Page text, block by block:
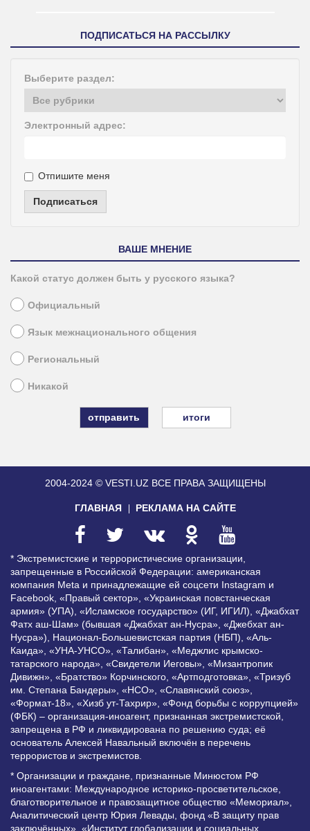
ПОДПИСАТЬСЯ НА РАССЫЛКУ
Выберите раздел:
Электронный адрес:
Отпишите меня
Подписаться
ВАШЕ МНЕНИЕ
Какой статус должен быть у русского языка?
Официальный
Язык межнационального общения
Региональный
Никакой
итоги
2004-2024 © VESTI.UZ ВСЕ ПРАВА ЗАЩИЩЕНЫ
ГЛАВНАЯ РЕКЛАМА НА САЙТЕ
* Экстремистские и террористические организации,
запрещенные в Российской Федерации: американская
компания Meta и принадлежащие ей соцсети Instagram и
Facebook, «Правый сектор», «Украинская повстанческая
армия» (УПА), «Исламское государство» (ИГ, ИГИЛ), «Джабхат
Фатх аш-Шам» (бывшая «Джабхат ан-Нусра», «Джебхат ан-
Нусра»), Национал-Большевистская партия (НБП), «Аль-
Каида», «УНА-УНСО», «Талибан», «Меджлис крымско-
татарского народа», «Свидетели Иеговы», «Мизантропик
Дивижн», «Братство» Корчинского, «Артподготовка», «Тризуб
им. Степана Бандеры», «НСО», «Славянский союз»,
«Формат-18», «Хизб ут-Тахрир», «Фонд борьбы с коррупцией»
(ФБК) – организация-иноагент, признанная экстремистской,
запрещена в РФ и ликвидирована по решению суда; её
основатель Алексей Навальный включён в перечень
террористов и экстремистов.
* Организации и граждане, признанные Минюстом РФ
иноагентами: Международное историко-просветительское,
благотворительное и правозащитное общество «Мемориал»,
Аналитический центр Юрия Левады, фонд «В защиту прав
заключённых», «Институт глобализации и социальных